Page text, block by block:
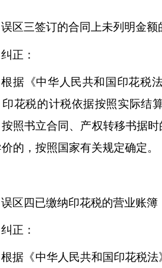
误区三签订的合同上未列明金
纠正：
根据《中华人民共和国印花税
花税的计税依据按照实际结
照书立合同、产权转移书据
的，按照国家有关规定确定。
误区四已缴纳印花税的营业账
纠正：
根据《中华人民共和国印花税